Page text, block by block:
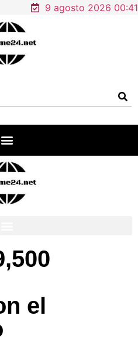
9 agosto 2026 00:41
el